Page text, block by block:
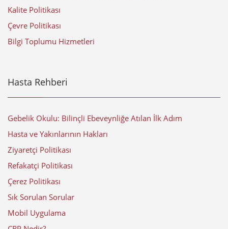
Kalite Politikası
Çevre Politikası
Bilgi Toplumu Hizmetleri
Hasta Rehberi
Gebelik Okulu: Bilinçli Ebeveynliğe Atılan İlk Adım
Hasta ve Yakınlarının Hakları
Ziyaretçi Politikası
Refakatçi Politikası
Çerez Politikası
Sık Sorulan Sorular
Mobil Uygulama